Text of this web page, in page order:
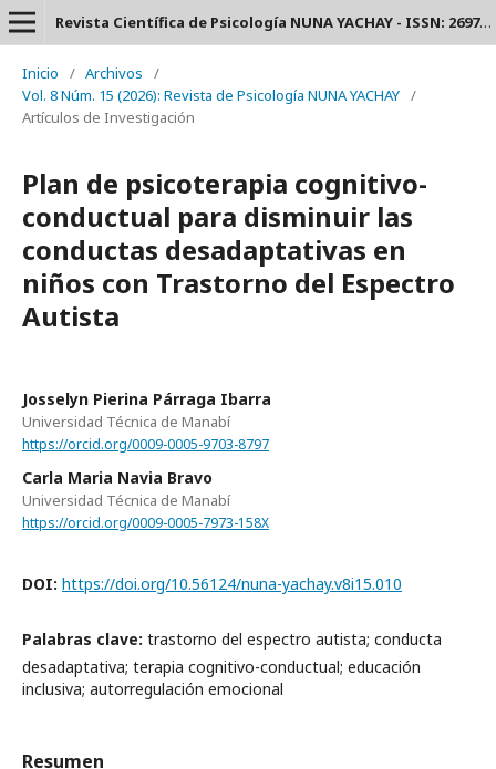
Revista Científica de Psicología NUNA YACHAY - ISSN: 2697-3588.
Inicio / Archivos
/
Vol. 8 Núm. 15 (2026): Revista de Psicología NUNA YACHAY /
Artículos de Investigación
Plan de psicoterapia cognitivo-
conductual para disminuir las
conductas desadaptativas en
niños con Trastorno del Espectro
Autista
Josselyn Pierina Párraga Ibarra
Universidad Técnica de Manabí
https://orcid.org/0009-0005-9703-8797
Carla Maria Navia Bravo
Universidad Técnica de Manabí
https://orcid.org/0009-0005-7973-158X
DOI: https://doi.org/10.56124/nuna-yachay.v8i15.010
Palabras clave: trastorno del espectro autista; conducta
desadaptativa; terapia cognitivo-conductual; educación
inclusiva; autorregulación emocional
Resumen